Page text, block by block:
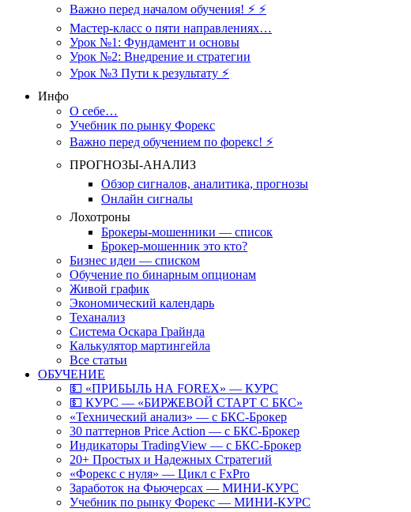
Важно перед началом обучения! ⚡ ⚡
Мастер-класс о пяти направлениях…
Урок №1: Фундамент и основы
Урок №2: Внедрение и стратегии
Урок №3 Пути к результату ⚡️
Инфо
О себе…
Учебник по рынку Форекс
Важно перед обучением по форекс! ⚡
ПРОГНОЗЫ-АНАЛИЗ
Обзор сигналов, аналитика, прогнозы
Онлайн сигналы
Лохотроны
Брокеры-мошенники — список
Брокер-мошенник это кто?
Бизнес идеи — списком
Обучение по бинарным опционам
Живой график
Экономический календарь
Теханализ
Система Оскара Грайнда
Калькулятор мартингейла
Все статьи
ОБУЧЕНИЕ
💵 «ПРИБЫЛЬ НА FOREX» — КУРС
💵 КУРС — «БИРЖЕВОЙ СТАРТ С БКС»
«Технический анализ» — с БКС-Брокер
30 паттернов Price Action — с БКС-Брокер
Индикаторы TradingView — с БКС-Брокер
20+ Простых и Надежных Стратегий
«Форекс с нуля» — Цикл с FxPro
Заработок на Фьючерсах — МИНИ-КУРС
Учебник по рынку Форекс — МИНИ-КУРС